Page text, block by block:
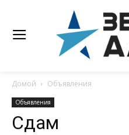
Домой Объявления
Объявления
Сдам